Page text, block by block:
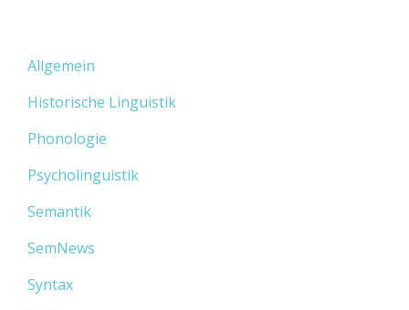
Allgemein
Historische Linguistik
Phonologie
Psycholinguistik
Semantik
SemNews
Syntax